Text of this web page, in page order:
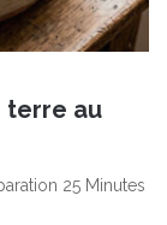
terre au
25 Minutes